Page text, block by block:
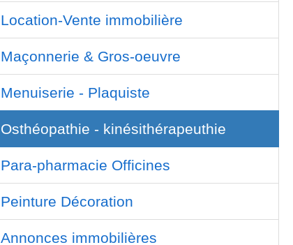
Location-Vente immobilière
Maçonnerie & Gros-oeuvre
Menuiserie - Plaquiste
Osthéopathie - kinésithérapeuthie
Para-pharmacie Officines
Peinture Décoration
Annonces immobilières